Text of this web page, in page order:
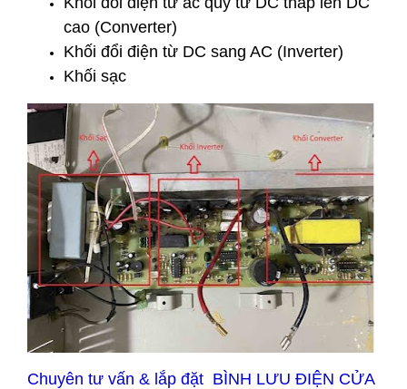
cao (Converter)
Khối đổi điện từ DC sang AC (Inverter)
Khối sạc
Chuyên tư vấn & lắp đặt BÌNH LƯU ĐIỆN CỬA